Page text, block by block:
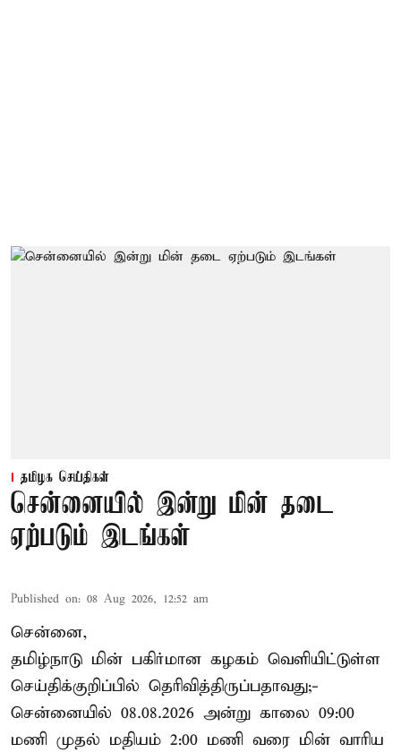
தமிழக செய்திகள்
சென்னையில் இன்று மின் தடை
ஏற்படும் இடங்கள்
Published on: 08 Aug 2026, 12:52 am
சென்னை,
தமிழ்நாடு மின் பகிர்மான கழகம் வெளியிட்டுள்ள
செய்திக்குறிப்பில் தெரிவித்திருப்பதாவது;-
சென்னையில் 08.08.2026 அன்று காலை 09:00
மணி முதல் மதியம் 2:00 மணி வரை மின் வாரிய